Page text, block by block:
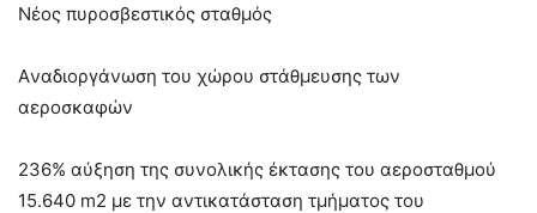
Νέος πυροσβεστικός σταθμός
Aναδιοργάνωση του χώρου στάθμευσης των
αεροσκαφών
236% αύξηση της συνολικής έκτασης του αεροσταθμού
15.640 m2 με την αντικατάσταση τμήματος του